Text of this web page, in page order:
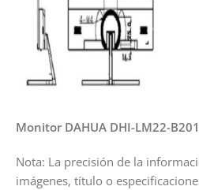
Monitor DAHUA DHI-LM22-
Nota: La precisión de la
imágenes, título o